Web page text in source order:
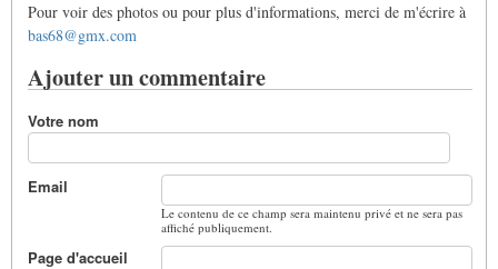
Pour voir des photos ou pour plus d'informations, merci de m'écrire à
bas68@gmx.com
Ajouter un commentaire
Votre nom
Email
Le contenu de ce champ sera maintenu privé et ne sera pas
affiché publiquement.
Page d'accueil